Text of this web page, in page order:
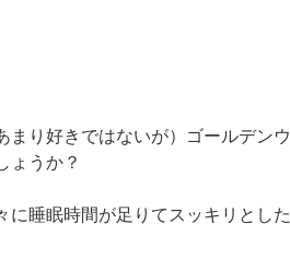
まり好きではないが）ゴールデンウ
ょうか？
に睡眠時間が足りてスッキリとした